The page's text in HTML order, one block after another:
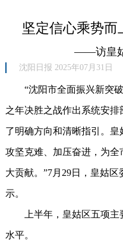
坚定信心乘势而
——访皇
沈阳日报 2025年07月31日
“沈阳市全面振兴新突破
之年决胜之战作出系统安
了明确方向和清晰指引。皇
攻坚克难、加压奋进，为
大贡献。”7月29日，皇姑
示。
上半年，皇姑区五项主
水平。